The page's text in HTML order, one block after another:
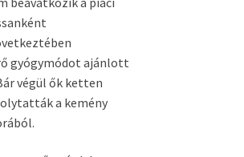
gyógymódot ajánlott
végül ők ketten
a kemény